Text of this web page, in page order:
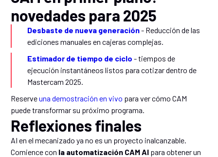
novedades para 2025
Desbaste de nueva generación- Reducción de las
ediciones manuales en cajeras complejas.
Estimador de tiempo de ciclo - tiempos de
ejecución instantáneos listos para cotizar dentro de
Mastercam 2025.
Reserveuna demostración en vivo para ver cómo CAM
puede transformar su próximo programa.
Reflexiones finales
AI en el mecanizado ya no es un proyecto inalcanzable.
Comience con la automatización CAM AI para obtener un